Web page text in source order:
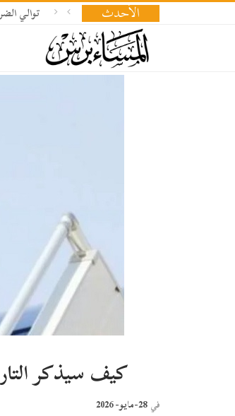
الأحدث توالي
كيف سيذكر
في 28-مايو- 2026